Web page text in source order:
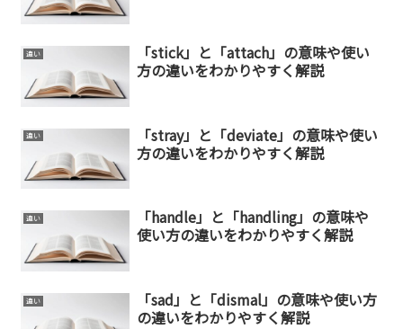
違い
「stick」と「attach」の意味や使い
方の違いをわかりやすく解説
違い
「stray」と「deviate」の意味や使い
方の違いをわかりやすく解説
違い
「handle」と「handling」の意味や
使い方の違いをわかりやすく解説
違い
「sad」と「dismal」の意味や使い方
の違いをわかりやすく解説